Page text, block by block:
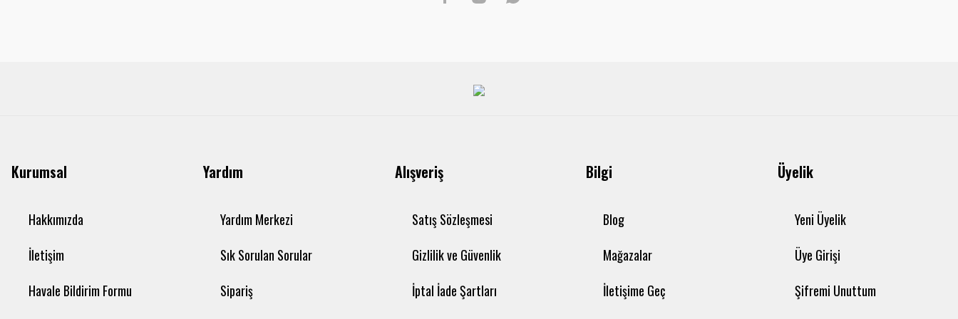
Kurumsal
Hakkımızda
İletişim
Havale Bildirim Formu
Yardım
Yardım Merkezi
Sık Sorulan Sorular
Sipariş
Alışveriş
Satış Sözleşmesi
Gizlilik ve Güvenlik
İptal İade Şartları
Bilgi
Blog
Mağazalar
İletişime Geç
Üyelik
Yeni Üyelik
Üye Girişi
Şifremi Unuttum